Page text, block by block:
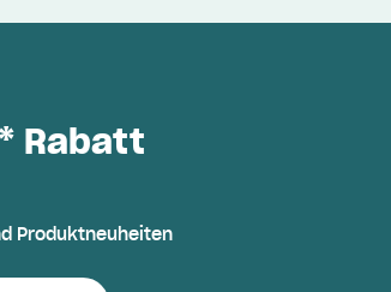
Rabatt
Produktneuheiten